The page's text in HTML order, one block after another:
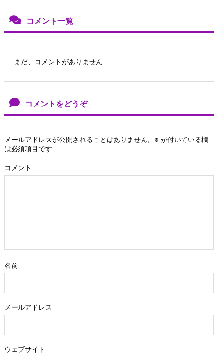
コメント一覧
まだ、コメントがありません
コメントをどうぞ
メールアドレスが公開されることはありません。 ※ が付いている欄
は必須項目です
コメント
名前
メールアドレス
ウェブサイト